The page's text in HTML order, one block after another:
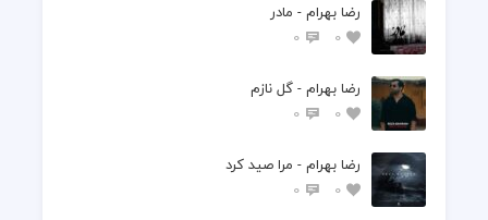
رضا بهرام - مادر
0
0
رضا بهرام - گل نازم
0
0
رضا بهرام - مرا صید کرد
0
0